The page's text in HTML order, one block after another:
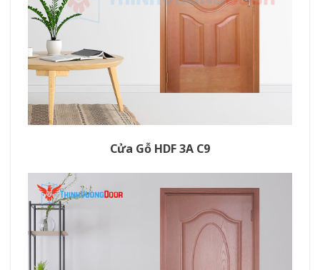
Cửa Gỗ HDF 3A C9